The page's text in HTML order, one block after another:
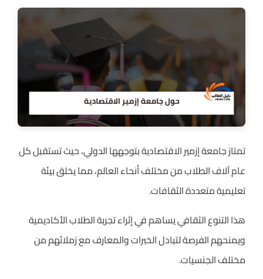
تمتاز جامعة إزمير الاقتصادية بتوجهها الدولي، حيث تستقبل كل
عام آلاف الطلاب من مختلف أنحاء العالم، مما يخلق بيئة
تعليمية متعددة الثقافات.
هذا التنوع الثقافي يساهم في إثراء تجربة الطلاب الأكاديمية
ويمنحهم الفرصة لتبادل الخبرات والمعارف مع زملائهم من
مختلف الجنسيات.